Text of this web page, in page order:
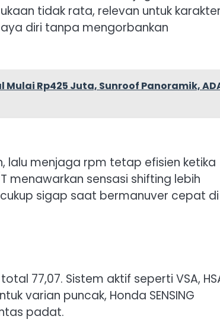
tidak rata, relevan untuk
diri tanpa mengorbankan
Rp425 Juta, Sunroof Panoramik,
lalu menjaga rpm tetap efisien ketika
menawarkan sensasi shifting lebih
sigap saat bermanuver cepat di
77,07. Sistem aktif seperti VSA,
varian puncak, Honda SENSING
padat.